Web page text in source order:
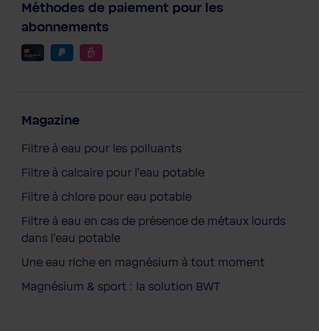
BWT One Maillot enfants
Méthodes de paiement pour les
abonnements
Magazine
Filtre à eau pour les polluants
Filtre à calcaire pour l'eau potable
Filtre à chlore pour eau potable
Filtre à eau en cas de présence de métaux lourds
dans l'eau potable
Une eau riche en magnésium à tout moment
Magnésium & sport : la solution BWT